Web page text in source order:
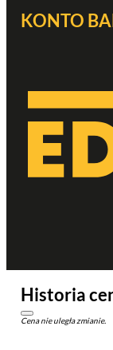
KONTO
Historia
Cena nie uległa zmianie.